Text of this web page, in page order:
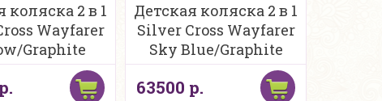
коляска 2 в 1
Wayfarer
Graphite
Детская коляска 2 в 1
Silver Cross Wayfarer
Sky Blue/Graphite
63500 р.